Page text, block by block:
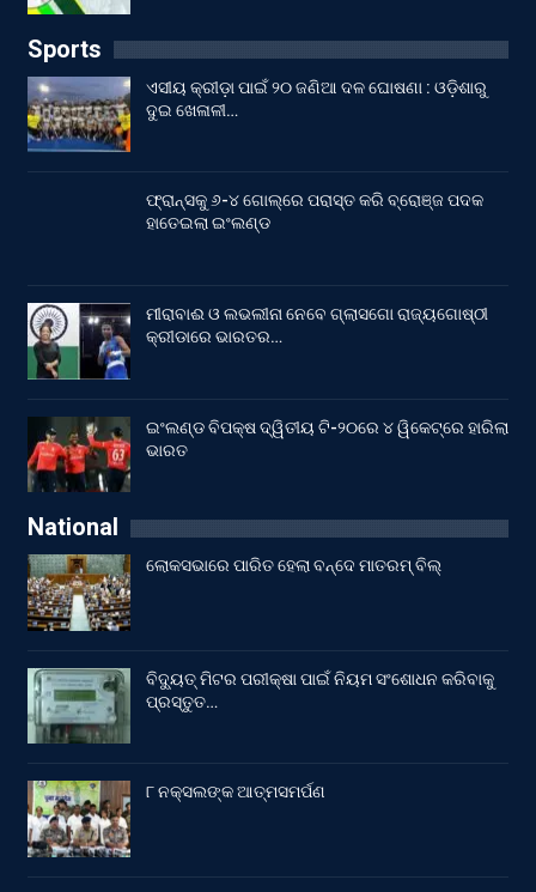
Sports
ଏସୀୟ କ୍ରୀଡ଼ା ପାଇଁ ୨୦ ଜଣିଆ ଦଳ ଘୋଷଣା : ଓଡ଼ିଶାରୁ
ଦୁଇ ଖେଳାଳୀ…
ଫ୍ରାନ୍ସକୁ ୬-୪ ଗୋଲ୍‌ରେ ପରାସ୍ତ କରି ବ୍ରୋଞ୍ଜ ପଦକ
ହାତେଇଲା ଇଂଲଣ୍ଡ
ମୀରାବାଈ ଓ ଲଭଲୀନା ନେବେ ଗ୍ଲାସଗୋ ରାଜ୍ୟଗୋଷ୍ଠୀ
କ୍ରୀଡାରେ ଭାରତର…
ଇଂଲଣ୍ଡ ବିପକ୍ଷ ଦ୍ୱିତୀୟ ଟି-୨୦ରେ ୪ ୱିକେଟ୍‌ରେ ହାରିଲା
ଭାରତ
National
ଲୋକସଭାରେ ପାରିତ ହେଲା ବନ୍ଦେ ମାତରମ୍‌ ବିଲ୍‌
ବିଦ୍ୟୁତ୍ ମିଟର ପରୀକ୍ଷା ପାଇଁ ନିୟମ ସଂଶୋଧନ କରିବାକୁ
ପ୍ରସ୍ତୁତ…
୮ ନକ୍ସଲଙ୍କ ଆତ୍ମସମର୍ପଣ